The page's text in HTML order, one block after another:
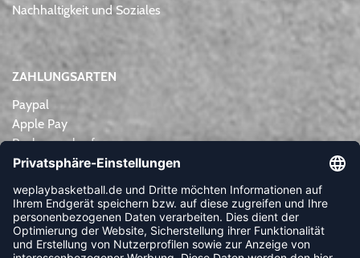
Nachhaltigkeit und Soziales
ZAHLUNGSARTEN
Paypal
Apple Pay
Rechnungskauf
Lastschrift
Kreditkarte
Vorkasse
NEWSLETTER